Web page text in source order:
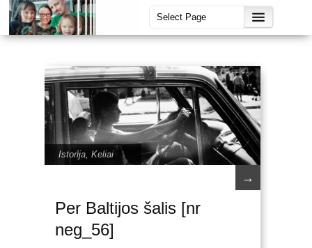
Istorija Keliai
→
Per Baltijos šalis [nr
neg_56]